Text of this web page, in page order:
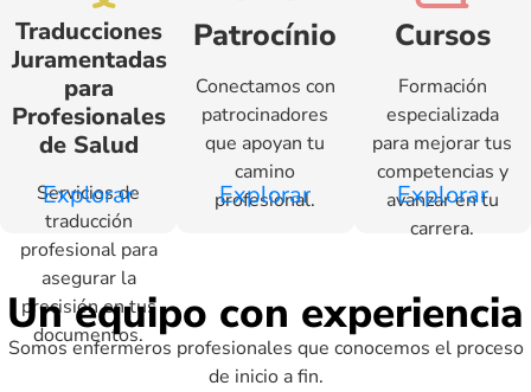
Traducciones
Juramentadas
para
Profesionales
de Salud
Servicios de
traducción
profesional para
asegurar la
precisión en tus
documentos.
Explorar
Patrocínio
Conectamos con
patrocinadores
que apoyan tu
camino
profesional.
Explorar
Cursos
Formación
especializada
para mejorar tus
competencias y
avanzar en tu
carrera.
Explorar
Un equipo con experiencia
Somos enfermeros profesionales que conocemos el proceso
de inicio a fin.